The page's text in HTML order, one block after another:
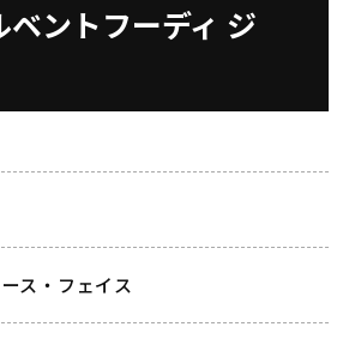
ントフーディ ジ
ス・フェイス